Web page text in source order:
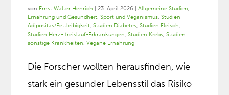
von Ernst Walter Henrich |23. April 2026 |Allgemeine Studien,
Ernährung und Gesundheit,Sport und Veganismus,Studien
Adipositas/Fettleibigkeit,Studien Diabetes,Studien Fleisch,
Studien Herz-Kreislauf-Erkrankungen,Studien Krebs,Studien
sonstige Krankheiten,Vegane Ernährung
Die Forscher wollten herausfinden, wie
stark ein gesunder Lebensstil das Risiko